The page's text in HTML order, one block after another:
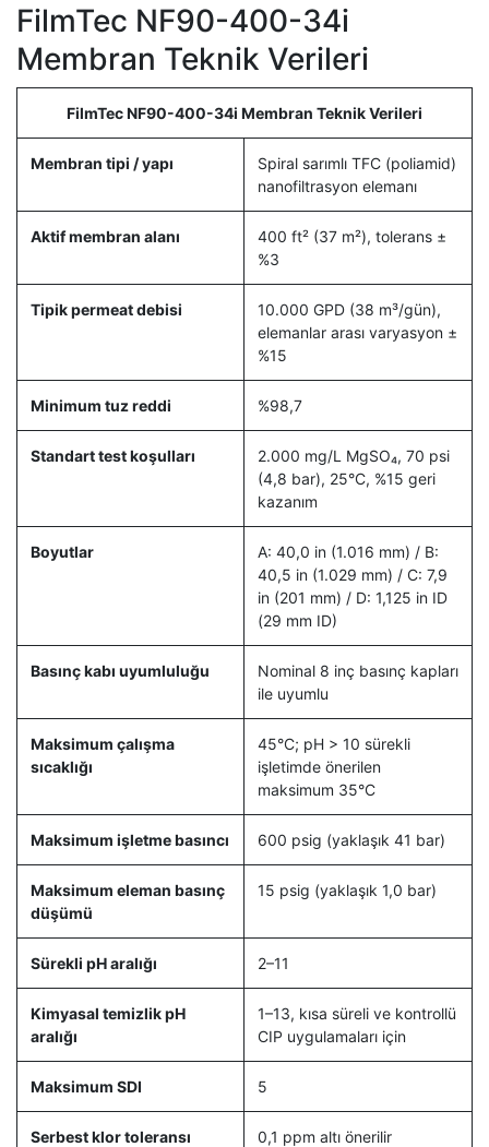
FilmTec NF90-400-34i
Membran Teknik Verileri
FilmTec NF90-400-34i Membran Teknik Verileri
Membran tipi / yapı
Spiral sarımlı TFC (poliamid)
nanofiltrasyon elemanı
Aktif membran alanı
400 ft² (37 m²), tolerans ±
%3
Tipik permeat debisi
10.000 GPD (38 m³/gün),
elemanlar arası varyasyon ±
%15
Minimum tuz reddi %98,7
Standart test koşulları
2.000 mg/L MgSO₄, 70 psi
(4,8 bar), 25°C, %15 geri
kazanım
Boyutlar
A: 40,0 in (1.016 mm) / B:
40,5 in (1.029 mm) / C: 7,9
in (201 mm) / D: 1,125 in ID
(29 mm ID)
Basınç kabı uyumluluğu
Nominal 8 inç basınç kapları
ile uyumlu
Maksimum çalışma
sıcaklığı
45°C; pH > 10 sürekli
işletimde önerilen
maksimum 35°C
Maksimum işletme basıncı 600 psig (yaklaşık 41 bar)
Maksimum eleman basınç
düşümü
15 psig (yaklaşık 1,0 bar)
Sürekli pH aralığı 2–11
Kimyasal temizlik pH
aralığı
1–13, kısa süreli ve kontrollü
CIP uygulamaları için
Maksimum SDI 5
Serbest klor toleransı 0,1 ppm altı önerilir